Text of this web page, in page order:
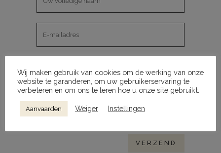
deze browser voor de volgende keer
Wij maken gebruik van cookies om de werking van onze
website te garanderen, om uw gebruikerservaring te
verbeteren en om ons te leren hoe u onze site gebruikt.
Aanvaarden Weiger Instellingen